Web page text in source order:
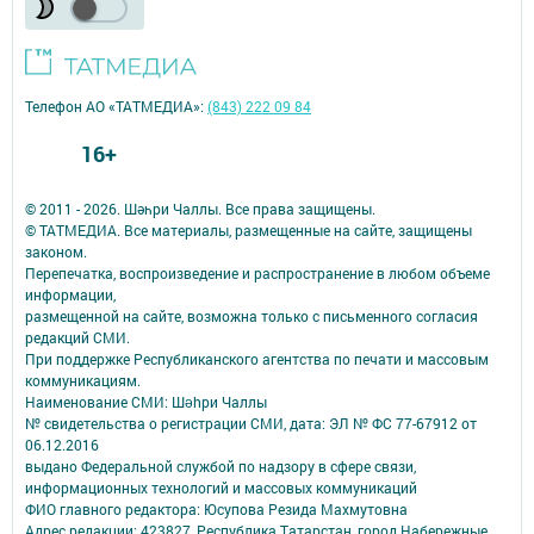
© 2011 - 2026. Шәһри Чаллы. Все права защищены.
© ТАТМЕДИА. Все материалы, размещенные на сайте, защищены
законом.
Перепечатка, воспроизведение и распространение в любом объеме
информации,
размещенной на сайте, возможна только с письменного согласия
редакций СМИ.
При поддержке Республиканского агентства по печати и массовым
коммуникациям.
Наименование СМИ: Шəhри Чаллы
№ свидетельства о регистрации СМИ, дата: ЭЛ № ФС 77-67912 от
06.12.2016
выдано Федеральной службой по надзору в сфере связи,
информационных технологий и массовых коммуникаций
ФИО главного редактора: Юсупова Резида Махмутовна
Телефон АО «ТАТМЕДИА»:(843) 222 09 84
16+